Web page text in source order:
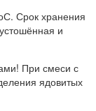
Срок хранения
и
При смеси с
ядовитых